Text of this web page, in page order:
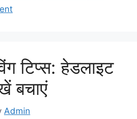
टिप्स: हेडलाइट
बचाएं
Admin